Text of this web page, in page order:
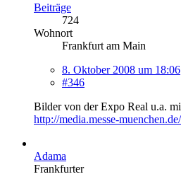
Beiträge
724
Wohnort
Frankfurt am Main
8. Oktober 2008 um 18:06
#346
Bilder von der Expo Real u.a.
http://media.messe-
Adama
Frankfurter